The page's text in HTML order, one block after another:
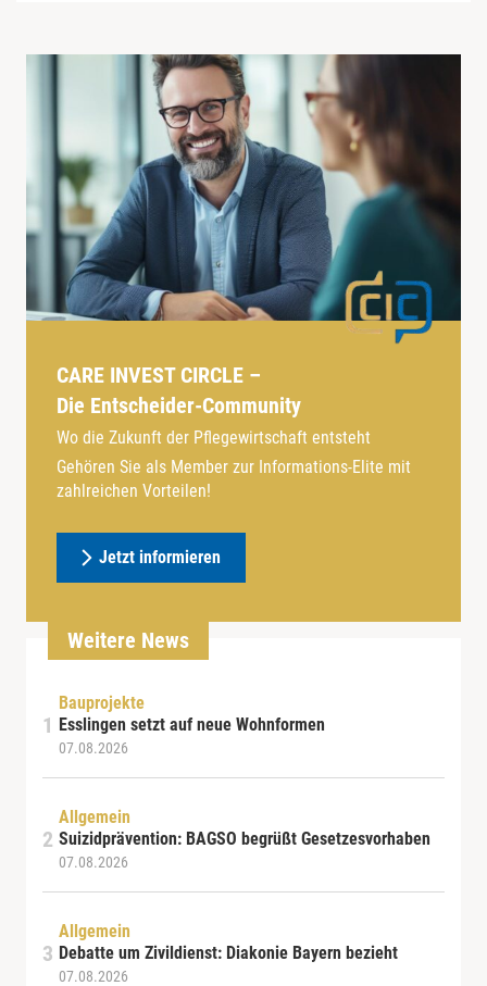
CARE INVEST CIRCLE –
Die Entscheider-Community
Wo die Zukunft der Pflegewirtschaft entsteht
Gehören Sie als Member zur Informations-Elite mit
zahlreichen Vorteilen!
Jetzt informieren
Weitere News
Bauprojekte
Esslingen setzt auf neue Wohnformen
07.08.2026
Allgemein
Suizidprävention: BAGSO begrüßt Gesetzesvorhaben
07.08.2026
Allgemein
Debatte um Zivildienst: Diakonie Bayern bezieht
07.08.2026